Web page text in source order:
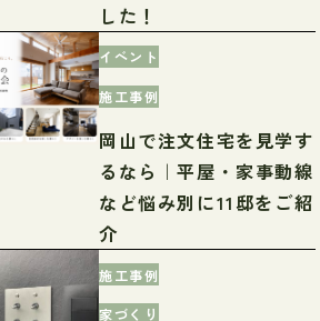
した！
イベント
施工事例
岡山で注文住宅を見学す
るなら｜平屋・家事動線
など悩み別に11邸をご紹
介
施工事例
家づくり